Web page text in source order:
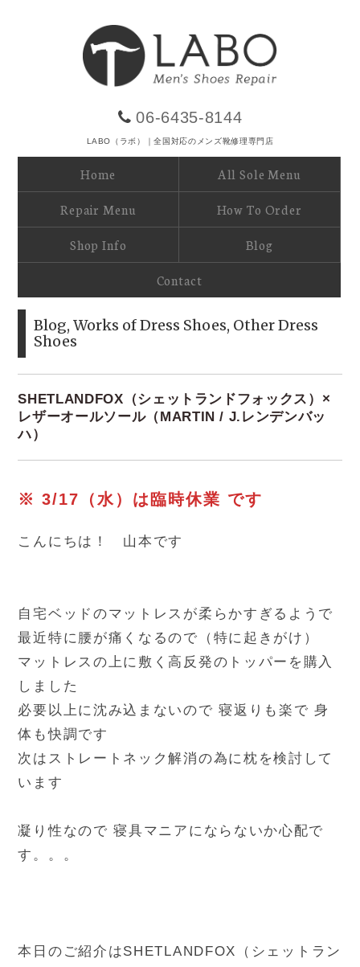
06-6435-8144
LABO（ラボ）｜全国対応のメンズ靴修理専門店
Home All Sole Menu
Repair Menu How To Order
Shop Info Blog
Contact
Blog,Works of Dress Shoes, Other Dress
Shoes
SHETLANDFOX（シェットランドフォックス）×
レザーオールソール（MARTIN / J.レンデンバッ
ハ）
※ 3/17（水）は臨時休業 です
こんにちは！ 山本です
自宅ベッドのマットレスが柔らかすぎるようで
最近特に腰が痛くなるので（特に起きがけ）
マットレスの上に敷く高反発のトッパーを購入
しました
必要以上に沈み込まないので 寝返りも楽で 身
体も快調です
次はストレートネック解消の為に枕を検討して
います
凝り性なので 寝具マニアにならないか心配で
す。。。
本日のご紹介はSHETLANDFOX（シェットラン